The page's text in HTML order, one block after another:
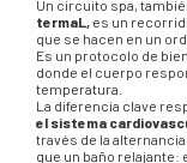
Un circuito spa,
termaL, es un
que se hacen en un
Es un protocolo de
donde el cuerpo
temperatura.
La diferencia clave
el sistema
través de la
que un baño relajante: